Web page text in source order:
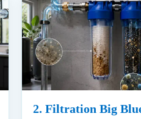
2. Filtration Big